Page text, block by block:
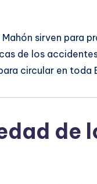
sirven para
de los
circular en toda
de